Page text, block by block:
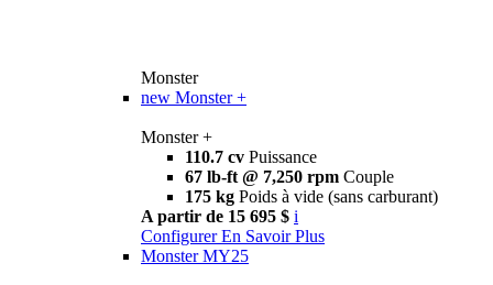
Monster
new Monster +
Monster +
110.7 cv Puissance
67 lb-ft @ 7,250 rpm Couple
175 kg Poids à vide (sans carburant)
A partir de 15 695 $ i
Configurer En Savoir Plus
Monster MY25